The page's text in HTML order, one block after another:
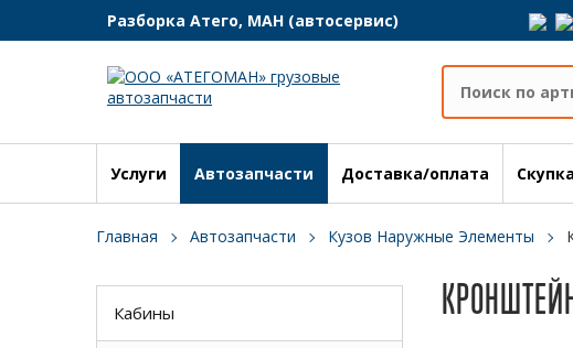
Разборка Атего, МАН (автосервис)
Услуги Автозапчасти Доставка/оплата Скупка
Главная Автозапчасти Кузов Наружные Элементы
Кабины